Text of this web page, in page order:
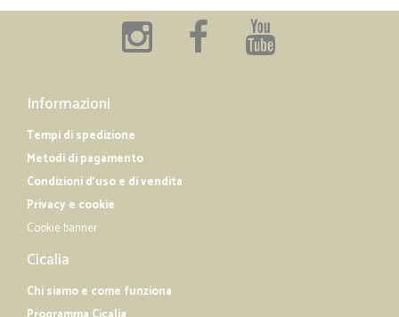
Informazioni
Tempi di spedizione
Metodi di pagamento
Condizioni d'uso e di vendita
Privacy e cookie
Cookie banner
Cicalia
Chi siamo e come funziona